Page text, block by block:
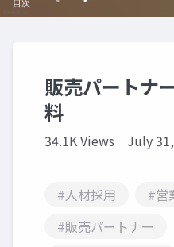
販売パートナ
料
34.1K Views July
#人材採用
#営
#販売パートナー